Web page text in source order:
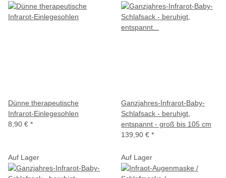
Dünne therapeutische
Infrarot-Einlegesohlen
8,90 € *
Ganzjahres-Infrarot-Baby-
Schlafsack - beruhigt,
entspannt - groß bis 105 cm
139,90 € *
Auf Lager Auf Lager